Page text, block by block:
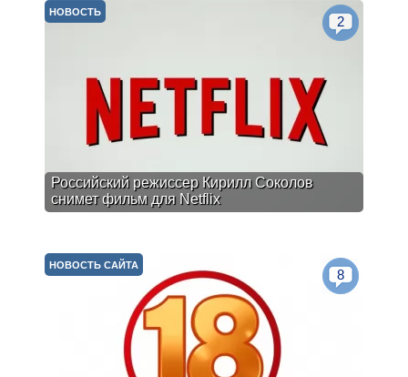
Российский режиссер Кирилл Соколов
снимет фильм для Netflix
НОВОСТЬ
2
НОВОСТЬ САЙТА
8